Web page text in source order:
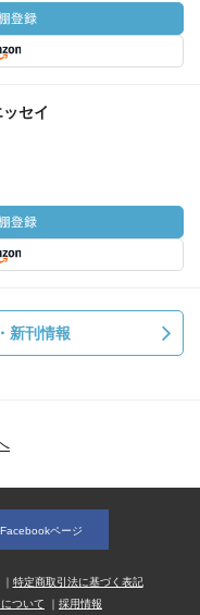
セイ
新刊情報
Facebookページ
特定商取引法に基づく表記
ついて 採用情報